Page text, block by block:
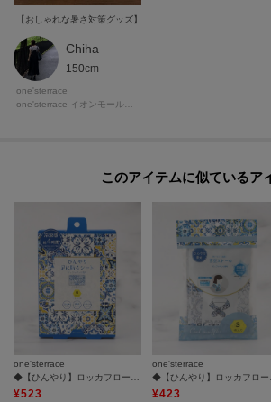
【おしゃれな暑さ対策グッズ】 パッチワーク調の夏らしい
Chiha
150cm
one'sterrace
このアイテムに似ているア
one'sterrace
¥523
one'sterrace
¥423